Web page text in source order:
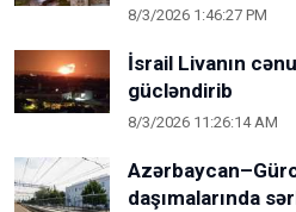
8/3/2026 1:46:27 PM
İsrail Livanın
gücləndirib
8/3/2026 11:26:14 AM
daşımalarında